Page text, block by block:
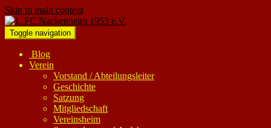
Skip to main content
Toggle navigation
Blog
Verein
Vorstand / Abteilungsleiter
Geschichte
Satzung
Mitgliedschaft
Vereinsheim